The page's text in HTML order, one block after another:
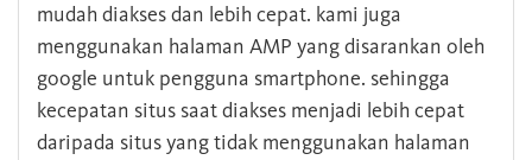
mudah diakses dan lebih cepat. kami juga
menggunakan halaman AMP yang disarankan oleh
google untuk pengguna smartphone. sehingga
kecepatan situs saat diakses menjadi lebih cepat
daripada situs yang tidak menggunakan halaman